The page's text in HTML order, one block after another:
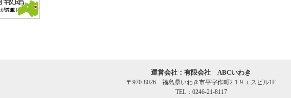
運営会社：有限会社 ABCいわき
〒970-8026 福島県いわき市平字作町2-1-9 エスビル1F
TEL：0246-21-8117